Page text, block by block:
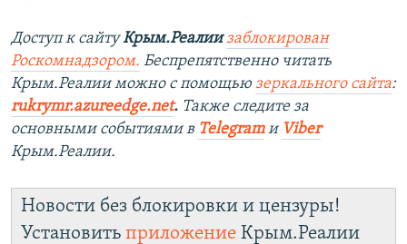
Доступ к сайтуКрым.Реалии заблокирован
Роскомнадзором. Беспрепятственно читать
Крым.Реалии можно с помощью зеркального сайта:
rukrymr.azureedge.net. Также следите за
основными событиями в Telegramи Viber
Крым.Реалии.
Новости без блокировки и цензуры!
Установить приложение Крым.Реалии